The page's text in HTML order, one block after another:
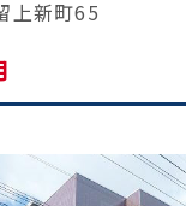
上新町65